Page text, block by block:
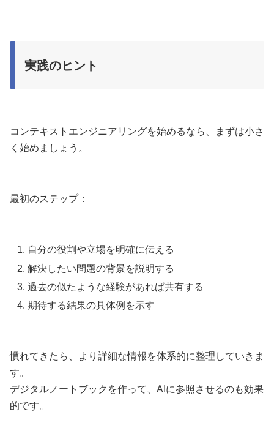
実践のヒント
コンテキストエンジニアリングを始めるなら、まずは小さ
く始めましょう。
最初のステップ：
自分の役割や立場を明確に伝える
解決したい問題の背景を説明する
過去の似たような経験があれば共有する
期待する結果の具体例を示す
慣れてきたら、より詳細な情報を体系的に整理していきま
す。
デジタルノートブックを作って、AIに参照させるのも効果
的です。